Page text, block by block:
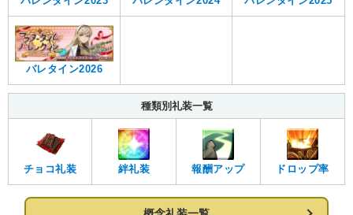
バレタイン2026
種類別礼装一覧
チョコ礼装 絆礼装 報酬アップ ドロップ率